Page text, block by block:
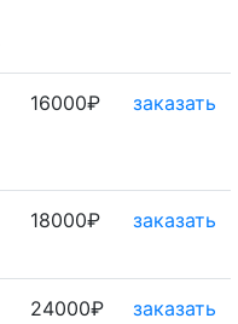
16000₽ заказать
18000₽ заказать
24000₽ заказать